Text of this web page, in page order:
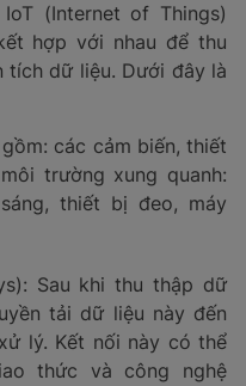
(Internet of Things)
hợp với nhau để thu
tích dữ liệu. Dưới đây là
các cảm biến, thiết
trường xung quanh:
thiết bị đeo, máy
Sau khi thu thập dữ
tải dữ liệu này đến
lý. Kết nối này có thể
thức và công nghệ